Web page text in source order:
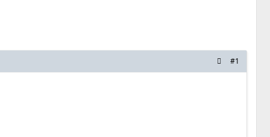
#1